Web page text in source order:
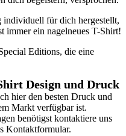
individuell für dich hergestellt,
immer ein nagelneues T-Shirt!
Editions, die eine
Design und Druck
hier den besten Druck und
Markt verfügbar ist.
benötigst kontaktiere uns
Kontaktformular.